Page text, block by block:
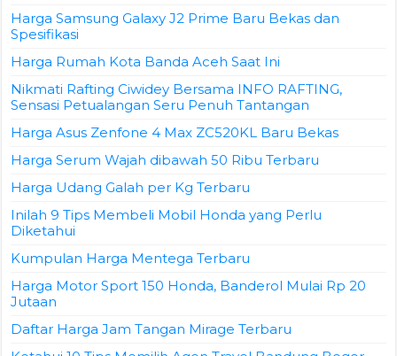
Harga Samsung Galaxy J2 Prime Baru Bekas dan
Spesifikasi
Harga Rumah Kota Banda Aceh Saat Ini
Nikmati Rafting Ciwidey Bersama INFO RAFTING,
Sensasi Petualangan Seru Penuh Tantangan
Harga Asus Zenfone 4 Max ZC520KL Baru Bekas
Harga Serum Wajah dibawah 50 Ribu Terbaru
Harga Udang Galah per Kg Terbaru
Inilah 9 Tips Membeli Mobil Honda yang Perlu
Diketahui
Kumpulan Harga Mentega Terbaru
Harga Motor Sport 150 Honda, Banderol Mulai Rp 20
Jutaan
Daftar Harga Jam Tangan Mirage Terbaru